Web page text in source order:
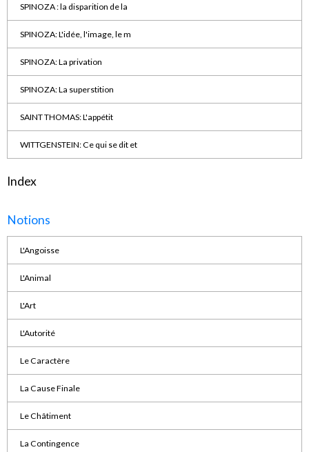
SPINOZA : la disparition de la
SPINOZA: L'idée, l'image, le m
SPINOZA: La privation
SPINOZA: La superstition
SAINT THOMAS: L'appétit
WITTGENSTEIN: Ce qui se dit et
Index
Notions
L'Angoisse
L'Animal
L'Art
L'Autorité
Le Caractère
La Cause Finale
Le Châtiment
La Contingence